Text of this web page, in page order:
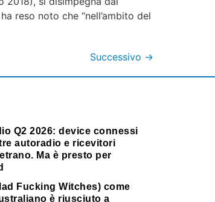
reso noto che “nell’ambito del
Successivo →
Q2 2026: device connessi
autoradio e ricevitori
Ma è presto per
Fucking Witches) come
è riusciuto a